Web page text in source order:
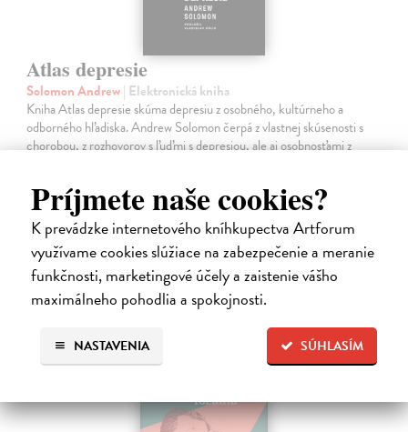
Príjmete naše cookies?
K prevádzke internetového kníhkupectva Artforum
využívame cookies slúžiace na zabezpečenie a meranie
funkčnosti, marketingové účely a zaistenie vášho
maximálneho pohodlia a spokojnosti.
SÚHLASÍM
NASTAVENIA
Atlas depresie
Solomon Andrew| Elektronická kniha
Kniha Atlas depresie skúma depresiu z osobného, kultúrneho a
odborného hľadiska. Andrew Solomon čerpá z vlastnej skúsenosti s
chorobou, z rozhovorov s ľuďmi s depresiou, ale aj osobnosťami z
Na stiahnutie ako EPUB, PDF
27,99 €